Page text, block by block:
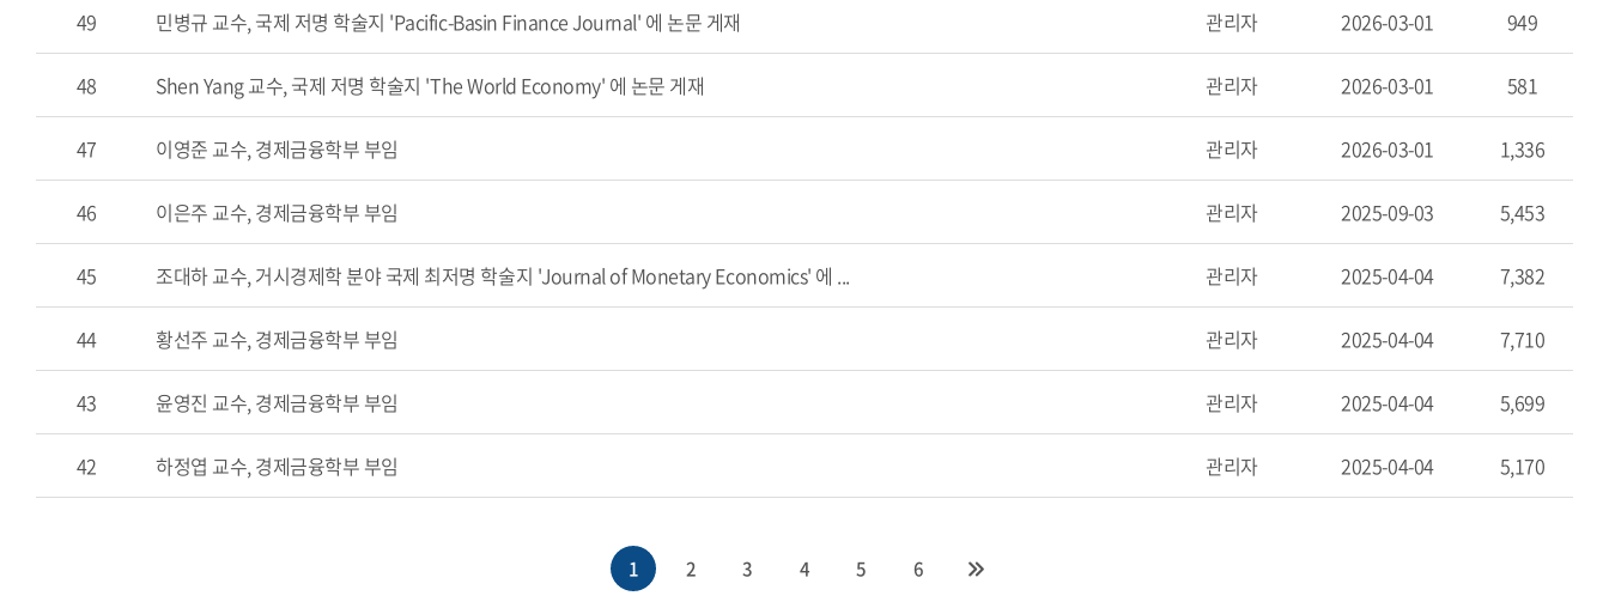
49 민병규 교수, 국제 저명 학술지 'Pacific-Basin Finance Journal' 에 논문 게재 관리자 2026-03-01 949
48 Shen Yang 교수, 국제 저명 학술지 'The World Economy' 에 논문 게재 관리자 2026-03-01 581
47 이영준 교수, 경제금융학부 부임 관리자 2026-03-01 1,336
46 이은주 교수, 경제금융학부 부임 관리자 2025-09-03 5,453
45 조대하 교수, 거시경제학 분야 국제 최저명 학술지 'Journal of Monetary Economics' 에 ... 관리자 2025-04-04 7,382
44 황선주 교수, 경제금융학부 부임 관리자 2025-04-04 7,710
43 윤영진 교수, 경제금융학부 부임 관리자 2025-04-04 5,699
42 하정엽 교수, 경제금융학부 부임 관리자 2025-04-04 5,170
1 2 3 4 5 6